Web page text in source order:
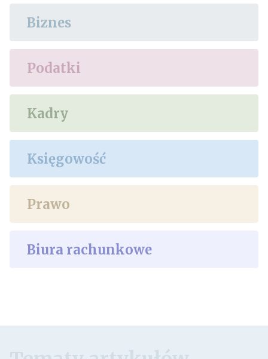
Biznes
Podatki
Kadry
Księgowość
Prawo
Biura rachunkowe